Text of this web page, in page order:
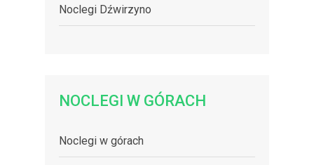
Noclegi Dźwirzyno
NOCLEGI W GÓRACH
Noclegi w górach